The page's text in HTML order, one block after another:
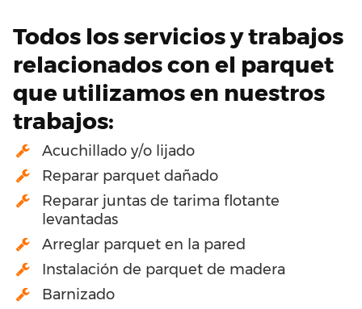
Todos los servicios y trabajos
relacionados con el parquet
que utilizamos en nuestros
trabajos:
Acuchillado y/o lijado
Reparar parquet dañado
Reparar juntas de tarima flotante
levantadas
Arreglar parquet en la pared
Instalación de parquet de madera
Barnizado